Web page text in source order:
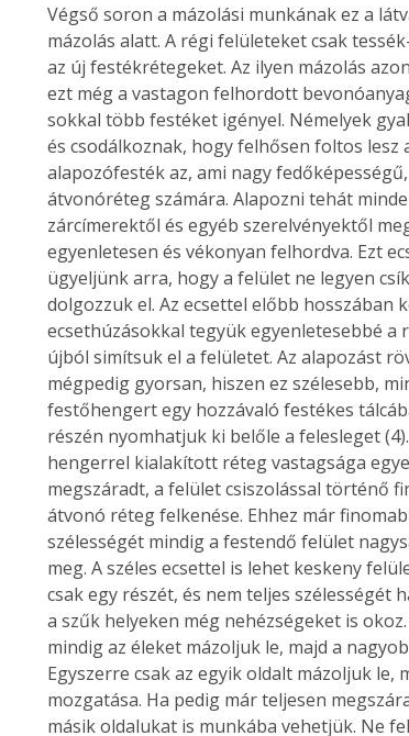
Okoselőfizetés
A Laptapiron elérhetők az
Ezermester, az Ezermester
Extra és az Ezermester Old
Timer lapszámai,
visszamenőleg is! A Laptapir új,
innovatív, praktikus és egyedi
megoldás a nyomtatott
magazinok digitális olvasására
számítógépen, okostelefonon
vagy táblagépen. Kényelmesen
az otthonában, útközben vagy
nyaralás, pihenés alatt is
elérhetők lapszámaink. Bárhol,
bármikor, akár külföldön élve
vagy dolgozva is olvashatók az
Ezermester lapszámai. A
Laptapir kényelmes megoldás,
mert: – t
Együtt jobban
Bővebb
Együtt jobban megéri!
könyvek tetszőleges
párosítással
áron, 0 Ft
megrendelhetők!
Végső soron a mázolási munkának ez a
mázolás alatt. A régi felületeket csak
az új festékrétegeket. Az ilyen mázolás
ezt még a vastagon felhordott
sokkal több festéket igényel. Némelyek
és csodálkoznak, hogy felhősen foltos lesz
alapozófesték az, ami nagy
átvonóréteg számára. Alapozni tehát
zárcímerektől és egyéb szerelvényektől
egyenletesen és vékonyan felhordva. Ezt
ügyeljünk arra, hogy a felület ne legyen
dolgozzuk el. Az ecsettel előbb
ecsethúzásokkal tegyük egyenletesebbé a
újból simítsuk el a felületet. Az alapozást
mégpedig gyorsan, hiszen ez szélesebb,
festőhengert egy hozzávaló festékes
részén nyomhatjuk ki belőle a felesleget
hengerrel kialakított réteg vastagsága
megszáradt, a felület csiszolással történő
átvonó réteg felkenése. Ehhez már
szélességét mindig a festendő felület
meg. A széles ecsettel is lehet keskeny
csak egy részét, és nem teljes szélességét
a szűk helyeken még nehézségeket is
mindig az éleket mázoljuk le, majd a
Egyszerre csak az egyik oldalt mázoljuk
mozgatása. Ha pedig már teljesen
másik oldalukat is munkába vehetjük. Ne